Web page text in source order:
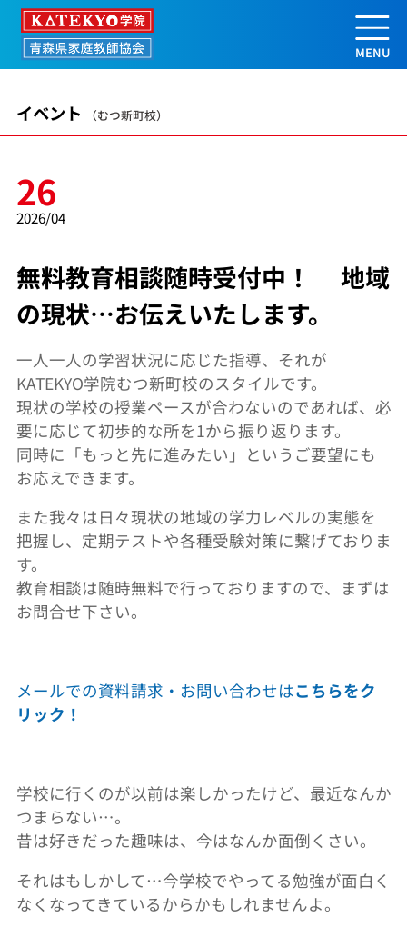
無料教育相談随時受付中！ 地域の
イベント （むつ新町校）
26
2026/04
無料教育相談随時受付中！ 地域
の現状…お伝えいたします。
一人一人の学習状況に応じた指導、それが
KATEKYO学院むつ新町校のスタイルです。
現状の学校の授業ペースが合わないのであれば、必
要に応じて初歩的な所を1から振り返ります。
同時に「もっと先に進みたい」というご要望にも
お応えできます。
また我々は日々現状の地域の学力レベルの実態を
把握し、定期テストや各種受験対策に繋げておりま
す。
教育相談は随時無料で行っておりますので、まずは
お問合せ下さい。
メールでの資料請求・お問い合わせはこちらをク
リック！
学校に行くのが以前は楽しかったけど、最近なんか
つまらない…。
昔は好きだった趣味は、今はなんか面倒くさい。
それはもしかして…今学校でやってる勉強が面白く
なくなってきているからかもしれませんよ。